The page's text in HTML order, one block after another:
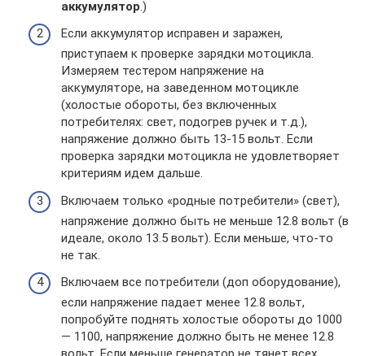
аккумулятор .)
Если аккумулятор исправен и заражен,
приступаем к проверке зарядки мотоцикла.
Измеряем тестером напряжение на
аккумуляторе, на заведенном мотоцикле
(холостые обороты, без включенных
потребителях: свет, подогрев ручек и т.д.),
напряжение должно быть 13-15 вольт. Если
проверка зарядки мотоцикла не удовлетворяет
критериям идем дальше.
Включаем только «родные потребители» (свет),
напряжение должно быть не меньше 12.8 вольт (в
идеале, около 13.5 вольт). Если меньше, что-то
не так.
Включаем все потребители (доп оборудование),
если напряжение падает менее 12.8 вольт,
попробуйте поднять холостые обороты до 1000
— 1100, напряжение должно быть не менее 12.8